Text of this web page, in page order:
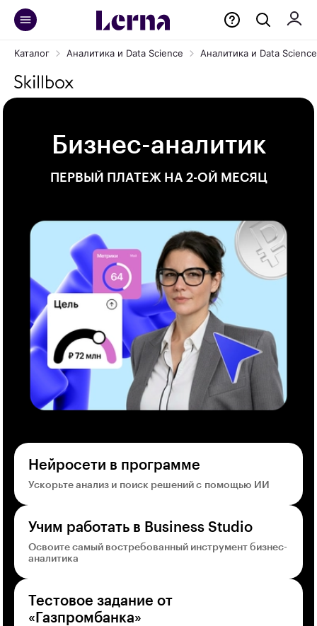
Каталог Аналитика и Data Science Аналитика и Data
Бизнес-аналитик
ПЕРВЫЙ ПЛАТЕЖ НА 2-ОЙ МЕСЯЦ
Нейросети в программе
Ускорьте анализ и поиск решений с помощью ИИ
Учим работать в Business Studio
Освоите самый востребованный инструмент бизнес-
аналитика
Тестовое задание от
«Газпромбанка»